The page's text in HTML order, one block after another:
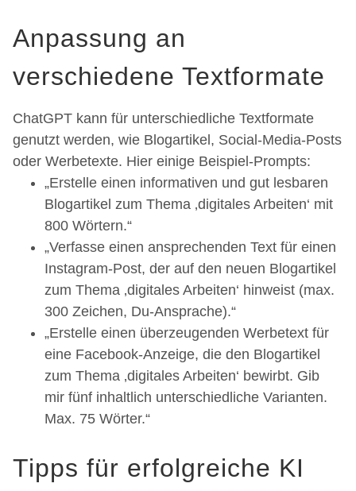
Anpassung an
verschiedene Textformate
ChatGPT kann für unterschiedliche Textformate
genutzt werden, wie Blogartikel, Social-Media-Posts
oder Werbetexte. Hier einige Beispiel-Prompts:
„Erstelle einen informativen und gut lesbaren
Blogartikel zum Thema ‚digitales Arbeiten‘ mit
800 Wörtern.“
„Verfasse einen ansprechenden Text für einen
Instagram-Post, der auf den neuen Blogartikel
zum Thema ‚digitales Arbeiten‘ hinweist (max.
300 Zeichen, Du-Ansprache).“
„Erstelle einen überzeugenden Werbetext für
eine Facebook-Anzeige, die den Blogartikel
zum Thema ‚digitales Arbeiten‘ bewirbt. Gib
mir fünf inhaltlich unterschiedliche Varianten.
Max. 75 Wörter.“
Tipps für erfolgreiche KI